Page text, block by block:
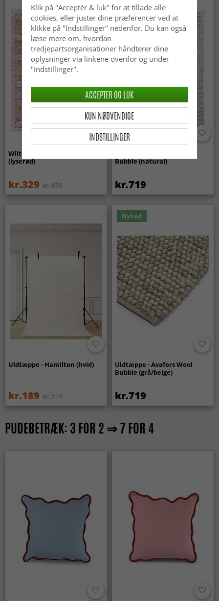
Wilton-tæppe - Gombalia
(lyserød)
kr.329 kr.439
Bubble (natural)
kr.719
Uldtæppe - Hamilton (hvid)
kr.189 kr.219
Nyhed
Uldtæppe - Avafors Wool
Bubble (grå/beige)
kr.719
PUDEBETRÆK: 3 FOR 2 ⇒ 7 FOR 4
Klik på "Acceptér & luk" for at tillade alle
cookies, eller juster dine præferencer ved at
klikke på "Indstillinger" nedenfor. Du kan også
læse mere om, hvordan
tredjepartsorganisationer håndterer dine
oplysninger via linkene ovenfor og under
"Indstillinger".
INDSTILLINGER
KUN NØDVENDIGE
ACCEPTER OG LUK